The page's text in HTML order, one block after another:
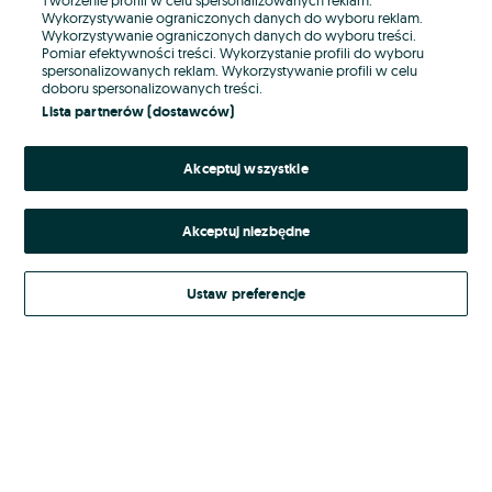
Hasło
Nie pamiętasz hasła?
Zaloguj się
Kontynuując za pośrednictwem jednego z dostawców wskazanych powyżej,
Regulamin serwisuOLX.pl w jego aktualnym brzmieniu.
Wykorzystywanie ograniczonych danych do wyboru reklam.
Wykorzystywanie ograniczonych danych do wyboru treści.
Pomiar efektywności treści. Wykorzystanie profili do wyboru
spersonalizowanych reklam. Wykorzystywanie profili w celu
doboru spersonalizowanych treści.
Lista partnerów (dostawców)
Akceptuj wszystkie
Akceptuj niezbędne
Ustaw preferencje